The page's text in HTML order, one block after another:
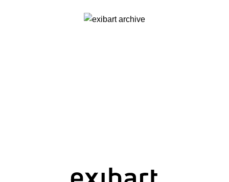
exibart.ar